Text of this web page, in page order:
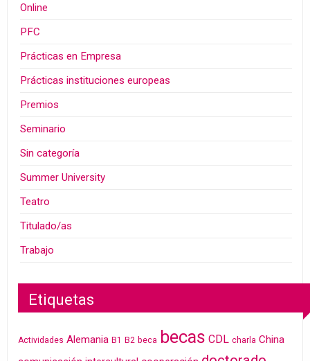
Online
PFC
Prácticas en Empresa
Prácticas instituciones europeas
Premios
Seminario
Sin categoría
Summer University
Teatro
Titulado/as
Trabajo
Etiquetas
Actividades Alemania B1 B2 beca becas CDL charla China